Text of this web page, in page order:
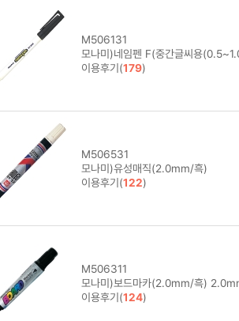
M506131
모나미)네임펜 F(중간글씨용
이용후기(179)
M506531
모나미)유성매직(2.0mm/흑)
이용후기(122)
M506311
모나미)보드마카(2.0mm/흑)
이용후기(124)